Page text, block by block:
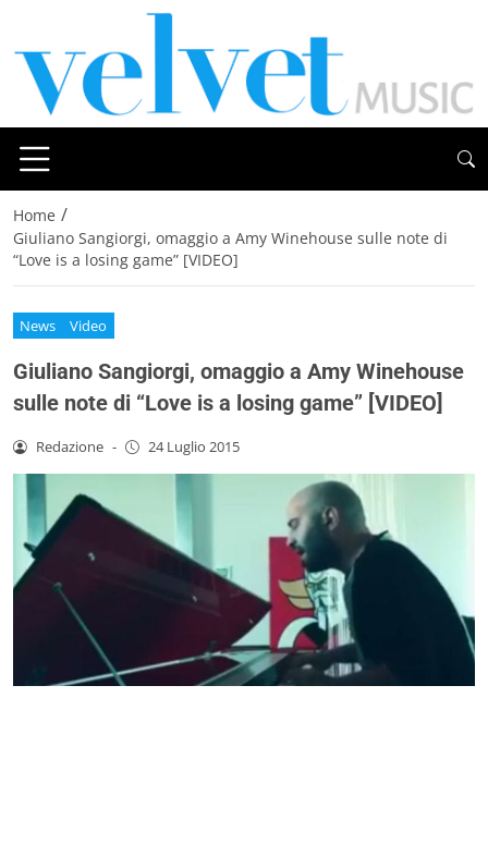
Home /
Giuliano Sangiorgi, omaggio a Amy Winehouse sulle note di
“Love is a losing game” [VIDEO]
News Video
Giuliano Sangiorgi, omaggio a Amy Winehouse
sulle note di “Love is a losing game” [VIDEO]
Redazione - 24 Luglio 2015